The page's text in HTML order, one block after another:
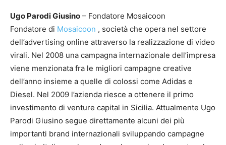
Ugo Parodi Giusino – Fondatore Mosaicoon
Fondatore di Mosaicoon , società che opera nel settore
dell’advertising online attraverso la realizzazione di video
virali. Nel 2008 una campagna internazionale dell’impresa
viene menzionata fra le migliori campagne creative
dell’anno insieme a quelle di colossi come Adidas e
Diesel. Nel 2009 l’azienda riesce a ottenere il primo
investimento di venture capital in Sicilia. Attualmente Ugo
Parodi Giusino segue direttamente alcuni dei più
importanti brand internazionali sviluppando campagne